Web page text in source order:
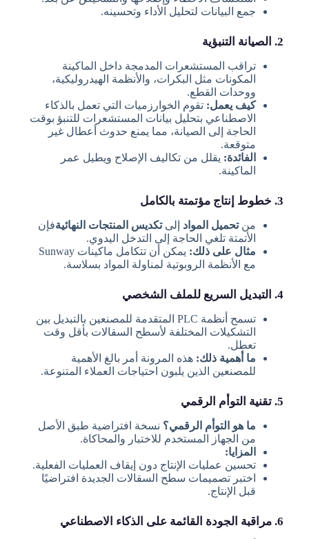
جمع البيانات لتحليل الأداء وتحسينه.
2. الصيانة التنبؤية
تراقب المستشعرات المدمجة داخل الماكينة
المكونات مثل البكرات، والأنظمة الهيدروليكية،
ووحدات القطع.
كيف يعمل: تقوم الخوارزميات التي تعمل بالذكاء
الاصطناعي بتحليل بيانات المستشعرات للتنبؤ بوقت
الحاجة إلى الصيانة، مما يمنع حدوث أعطال غير
متوقعة.
الفائدة: يقلل من تكاليف الإصلاح ويطيل عمر
الماكينة.
3. خطوط إنتاج مؤتمتة بالكامل
منتحميل المواد إلىتكديس المنتجات النهائيةفإن
الأتمتة تلغي الحاجة إلى التدخل اليدوي.
مثال على ذلك:
يمكن أن تتكامل ماكينات Sunway
مع الأنظمة الروبوتية لمناولة المواد بسلاسة.
4. التبديل السريع للملف الشخصي
تسمح أنظمة PLC المتقدمة للمصنعين بالتبديل بين
التشكيلات المختلفة لأسطح السقالات بأقل وقت
تعطل.
ما أهمية ذلك: هذه المرونة أمر بالغ الأهمية
للمصنعين الذين يلبون احتياجات العملاء المتنوعة.
5. تقنية التوأم الرقمي
ما هو التوأم الرقمي؟ نسخة افتراضية طبق الأصل
من الجهاز المستخدم للاختبار والمحاكاة.
المزايا:
تحسين عمليات الإنتاج دون إيقاف العمليات الفعلية.
اختبر تصميمات سطح السقالات الجديدة افتراضيًا
قبل الإنتاج.
6. مراقبة الجودة القائمة على الذكاء الاصطناعي